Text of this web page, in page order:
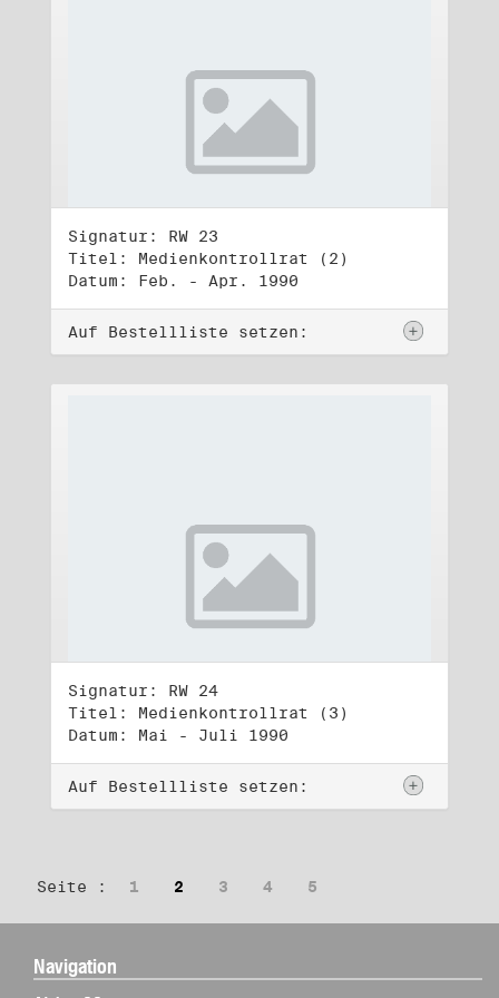
Signatur: RW 23
Titel: Medienkontrollrat (2)
Datum: Feb. - Apr. 1990
Auf Bestellliste setzen:
Signatur: RW 24
Titel: Medienkontrollrat (3)
Datum: Mai - Juli 1990
Auf Bestellliste setzen:
Seite : 1 2 3 4 5
Navigation